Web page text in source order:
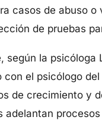
casos de abuso
de pruebas
según la psicóloga
el psicólogo
de crecimiento y
adelantan